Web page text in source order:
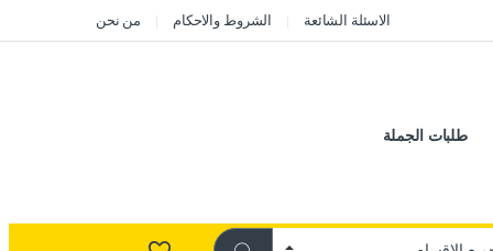
الاسئلة الشائعة الشروط والاحكام من نحن
طلبات الجملة